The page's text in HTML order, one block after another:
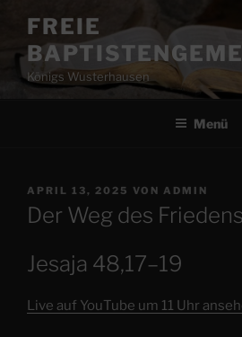
Inhalt
springen
FREIE
Königs Wusterhausen
Menü
VERÖFFENTLICHT
AM
APRIL 13, 2025 VON ADMIN
Der Weg des Friedens
Jesaja 48,17–19
Live auf YouTube um 11 Uhr